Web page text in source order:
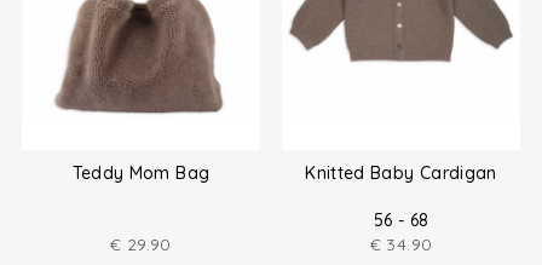
Teddy Mom Bag
€ 29.90
Knitted Baby Cardigan
56 - 68
€ 34.90